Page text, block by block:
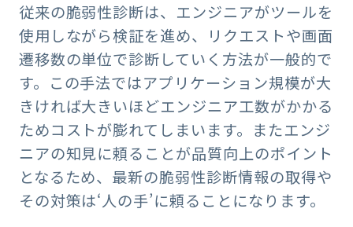
従来の脆弱性診断は、エンジニアがツールを
使用しながら検証を進め、リクエストや画面
遷移数の単位で診断していく方法が一般的で
す。この手法ではアプリケーション規模が大
きければ大きいほどエンジニア工数がかかる
ためコストが膨れてしまいます。またエンジ
ニアの知見に頼ることが品質向上のポイント
となるため、最新の脆弱性診断情報の取得や
その対策は‘人の手’に頼ることになります。